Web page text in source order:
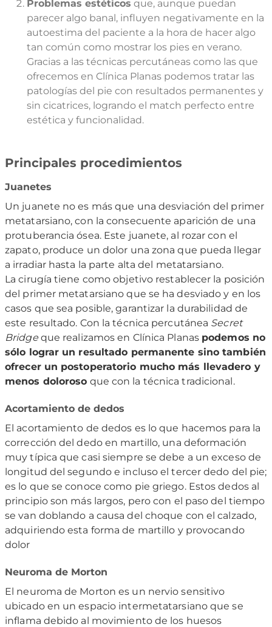
Problemas estéticos que, aunque puedan
parecer algo banal, influyen negativamente en la
autoestima del paciente a la hora de hacer algo
tan común como mostrar los pies en verano.
Gracias a las técnicas percutáneas como las que
ofrecemos en Clínica Planas podemos tratar las
patologías del pie con resultados permanentes y
sin cicatrices, logrando el match perfecto entre
estética y funcionalidad.
Principales procedimientos
Juanetes
Un juanete no es más que una desviación del primer
metatarsiano, con la consecuente aparición de una
protuberancia ósea. Este juanete, al rozar con el
zapato, produce un dolor una zona que pueda llegar
a irradiar hasta la parte alta del metatarsiano.
La cirugía tiene como objetivo restablecer la posición
del primer metatarsiano que se ha desviado y en los
casos que sea posible, garantizar la durabilidad de
este resultado. Con la técnica percutánea Secret
Bridgeque realizamos en Clínica Planas podemos no
sólo lograr un resultado permanente sino también
ofrecer un postoperatorio mucho más llevadero y
menos doloroso que con la técnica tradicional.
Acortamiento de dedos
El acortamiento de dedos es lo que hacemos para la
corrección del dedo en martillo, una deformación
muy típica que casi siempre se debe a un exceso de
longitud del segundo e incluso el tercer dedo del pie;
es lo que se conoce como pie griego. Estos dedos al
principio son más largos, pero con el paso del tiempo
se van doblando a causa del choque con el calzado,
adquiriendo esta forma de martillo y provocando
dolor
Neuroma de Morton
El neuroma de Morton es un nervio sensitivo
ubicado en un espacio intermetatarsiano que se
inflama debido al movimiento de los huesos